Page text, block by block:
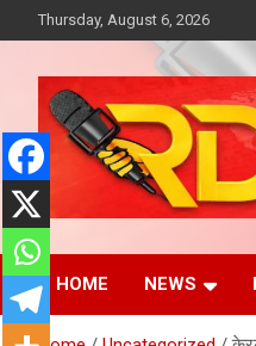
to
Thursday, August 6, 2026
Reporter
आपकी आवाज, हमारी कोशिश
HOME NEWS